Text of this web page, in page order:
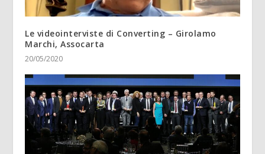
Le videointerviste di Converting – Girolamo
Marchi, Assocarta
20/05/2020